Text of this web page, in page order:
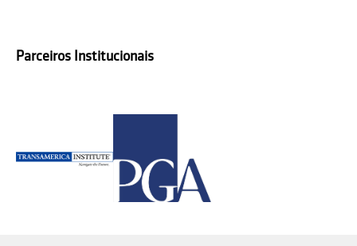
Parceiros Institucionais